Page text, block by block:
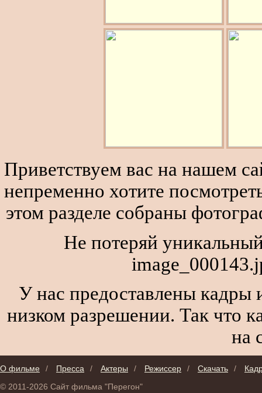
Приветствуем вас на нашем
непременно хотите
этом разделе собраны
Не потеряй
У нас предоставлены кадры
низком разрешении. Так что
на
О фильме / Пресса / Актеры / Режиссер / Скачать /
© 2011-2026 Сайт фильма "Перегон"